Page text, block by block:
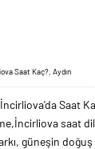
Saat Kaç?, Aydın
Saat
saat
güneşin doğuş